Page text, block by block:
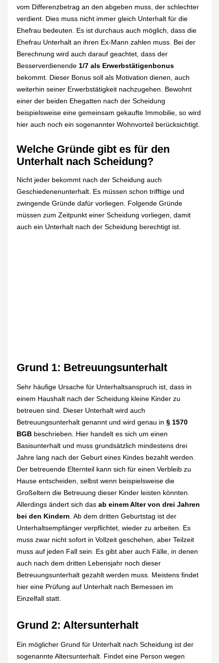
vom Differenzbetrag an den abgeben muss, der schlechter
verdient. Dies muss nicht immer gleich Unterhalt für die
Ehefrau bedeuten. Es ist durchaus auch möglich, dass die
Ehefrau Unterhalt an ihren Ex-Mann zahlen muss. Bei der
Berechnung wird auch darauf geachtet, dass der
Besserverdienende1/7 als Erwerbstätigenbonus
bekommt. Dieser Bonus soll als Motivation dienen, auch
weiterhin seiner Erwerbstätigkeit nachzugehen. Bewohnt
einer der beiden Ehegatten nach der Scheidung
beispielsweise eine gemeinsam gekaufte Immobilie, so wird
hier auch noch ein sogenannter Wohnvorteil berücksichtigt.
Welche Gründe gibt es für den
Unterhalt nach Scheidung?
Nicht jeder bekommt nach der Scheidung auch
Geschiedenenunterhalt. Es müssen schon trifftige und
zwingende Gründe dafür vorliegen. Folgende Gründe
müssen zum Zeitpunkt einer Scheidung vorliegen, damit
auch ein Unterhalt nach der Scheidung berechtigt ist.
Grund 1: Betreuungsunterhalt
Sehr häufige Ursache für Unterhaltsanspruch ist, dass in
einem Haushalt nach der Scheidung kleine Kinder zu
betreuen sind. Dieser Unterhalt wird auch
Betreuungsunterhalt genannt und wird genau in § 1570
BGB beschrieben. Hier handelt es sich um einen
Basisunterhalt und muss grundsätzlich mindestens drei
Jahre lang nach der Geburt eines Kindes bezahlt werden.
Der betreuende Elternteil kann sich für einen Verbleib zu
Hause entscheiden, selbst wenn beispielsweise die
Großeltern die Betreuung dieser Kinder leisten könnten.
Allerdings ändert sich dasab einem Alter von drei Jahren
bei den Kindern . Ab dem dritten Geburtstag ist der
Unterhaltsempfänger verpflichtet, wieder zu arbeiten. Es
muss zwar nicht sofort in Vollzeit geschehen, aber Teilzeit
muss auf jeden Fall sein. Es gibt aber auch Fälle, in denen
auch nach dem dritten Lebensjahr noch dieser
Betreuungsunterhalt gezahlt werden muss. Meistens findet
hier eine Prüfung auf Unterhalt nach Bemessen im
Einzelfall statt.
Grund 2: Altersunterhalt
Ein möglicher Grund für Unterhalt nach Scheidung ist der
sogenannte Altersunterhalt. Findet eine Person wegen